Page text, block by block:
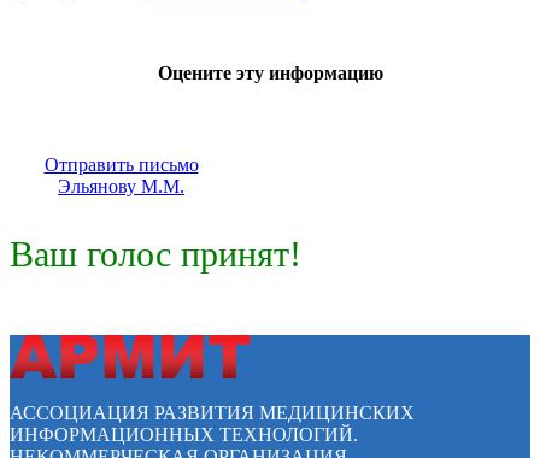
Оцените эту информацию
Отправить письмо
Эльянову М.М.
Ваш голос принят!
АССОЦИАЦИЯ РАЗВИТИЯ МЕДИЦИНСКИХ
ИНФОРМАЦИОННЫХ ТЕХНОЛОГИЙ.